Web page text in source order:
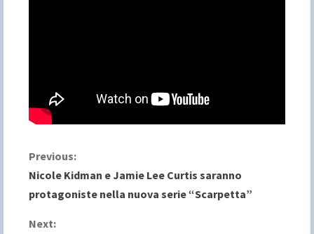
C
o
n
Previous:
Nicole Kidman e Jamie Lee Curtis saranno
protagoniste nella nuova serie “Scarpetta”
Next: